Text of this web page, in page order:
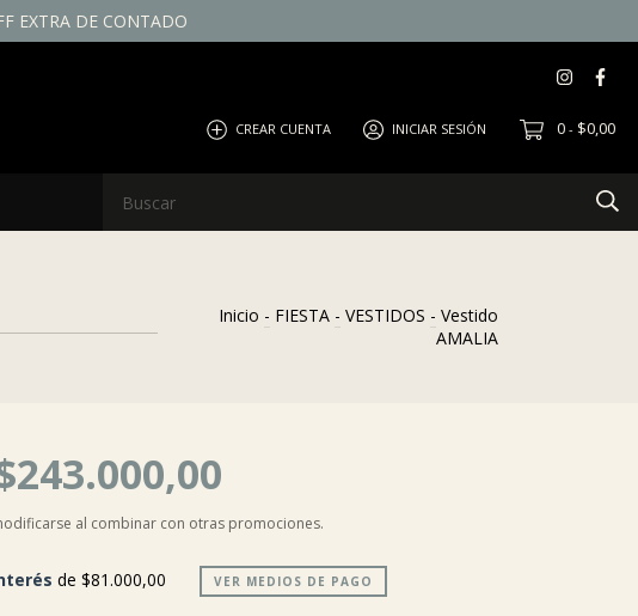
EXTRA DE CONTADO
CREAR CUENTA INICIAR SESIÓN 0 - $0,00
Inicio - FIESTA - VESTIDOS - Vestido
AMALIA
al combinar con otras promociones.
de $81.000,00 VER MEDIOS DE PAGO